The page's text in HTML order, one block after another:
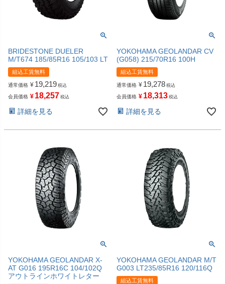
BRIDESTONE DUELER
M/T674 185/85R16 105/103 LT
組込工賃無料
通常価格 ¥ 19,219 税込
会員価格 ¥ 18,257 税込
詳細を見る
YOKOHAMA GEOLANDAR CV
(G058) 215/70R16 100H
組込工賃無料
通常価格 ¥ 19,278 税込
会員価格 ¥ 18,313 税込
詳細を見る
YOKOHAMA GEOLANDAR X-
AT G016 195R16C 104/102Q
アウトラインホワイトレター
YOKOHAMA GEOLANDAR M/T
G003 LT235/85R16 120/116Q
組込工賃無料